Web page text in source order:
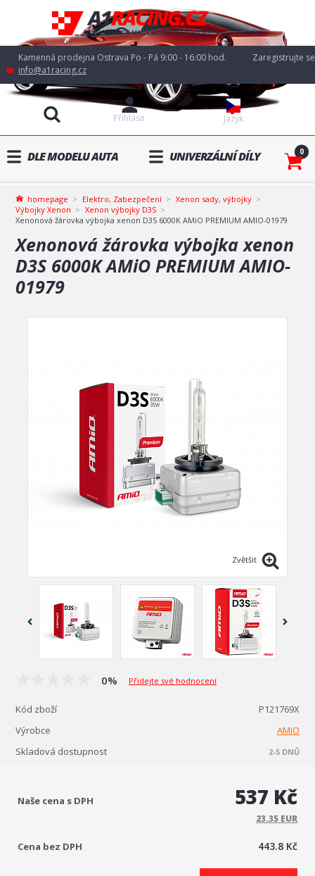
Kamenná prodejna Ostrava Po - Pá 9:00 - 16:00 hod.
info@a1racing.cz
Jazyk
Přihlásit
Zaregistrujte se
DLE MODELU AUTA UNIVERZÁLNÍ DÍLY 0
homepage Elektro, Zabezpečení
Xenon sady, výbojky
Výbojky Xenon
Xenon výbojky D3S
Xenonová žárovka výbojka xenon D3S 6000K AMiO PREMIUM AMIO-01979
Xenonová žárovka výbojka xenon
D3S 6000K AMiO PREMIUM AMIO-
01979
Zvětšit
0% Přidejte své hodnocení
Kód zboží
P121769X
Výrobce
AMIO
Skladová dostupnost
2-5 DNŮ
Naše cena s DPH 537 Kč
23.35 EUR
Cena bez DPH 443.8 Kč